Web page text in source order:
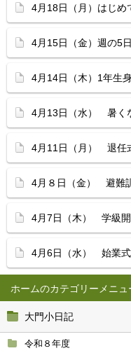
ホーム
大門小日記
令和８年度
4月18日（月）はじめ
4月15日（金）週の5
4月14日（木）1年生
4月13日（水） 暑く
4月11日（月） 退任
4月８日（金） 避難
4月7日（木） 学級開
4月6日（水） 始業